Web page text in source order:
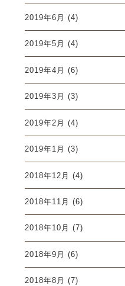
2019年6月 (4)
2019年5月 (4)
2019年4月 (6)
2019年3月 (3)
2019年2月 (4)
2019年1月 (3)
2018年12月 (4)
2018年11月 (6)
2018年10月 (7)
2018年9月 (6)
2018年8月 (7)